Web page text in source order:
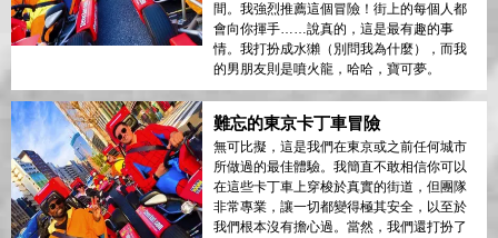
間。我強烈推薦這個冒險！街上的每個人都
會向你揮手……說真的，這是最有趣的事
情。我打扮成水獺（別問我為什麼），而我
的男朋友則是噴火龍，哈哈，寶可夢。
難忘的東京卡丁車冒險
無可比擬，這是我們在東京或之前任何城市
所做過的最佳體驗。我簡直不敢相信你可以
在這些卡丁車上穿梭於真實的街道，但團隊
非常專業，讓一切都變得極其安全，以至於
我們根本沒有擔心過。當然，我們還打扮了